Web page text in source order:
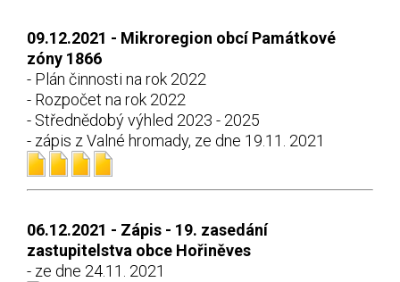
09.12.2021 - Mikroregion obcí Památkové
zóny 1866
- Plán činnosti na rok 2022
- Rozpočet na rok 2022
- Střednědobý výhled 2023 - 2025
- zápis z Valné hromady, ze dne 19.11. 2021
06.12.2021 - Zápis - 19. zasedání
zastupitelstva obce Hořiněves
- ze dne 24.11. 2021